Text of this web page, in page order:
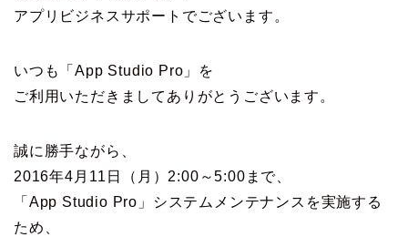
アプリビジネスサポートでございます。
いつも「App Studio Pro」を
ご利用いただきましてありがとうございます。
誠に勝手ながら、
2016年4月11日（月）2:00～5:00まで、
「App Studio Pro」システムメンテナンスを実施する
ため、